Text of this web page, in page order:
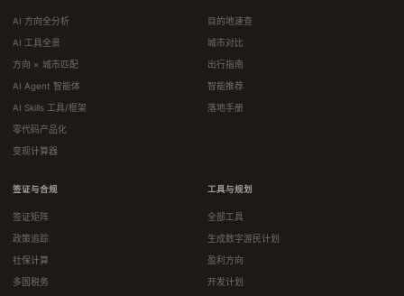
AI 方向全分析
AI 工具全景
方向 × 城市匹配
AI Agent 智能体
AI Skills 工具/框架
零代码产品化
变现计算器
目的地速查
城市对比
出行指南
智能推荐
落地手册
签证与合规
签证矩阵
政策追踪
社保计算
多国税务
工具与规划
全部工具
生成数字游民计划
盈利方向
开发计划